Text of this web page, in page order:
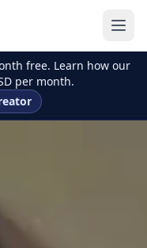
free. Learn how our
per month.